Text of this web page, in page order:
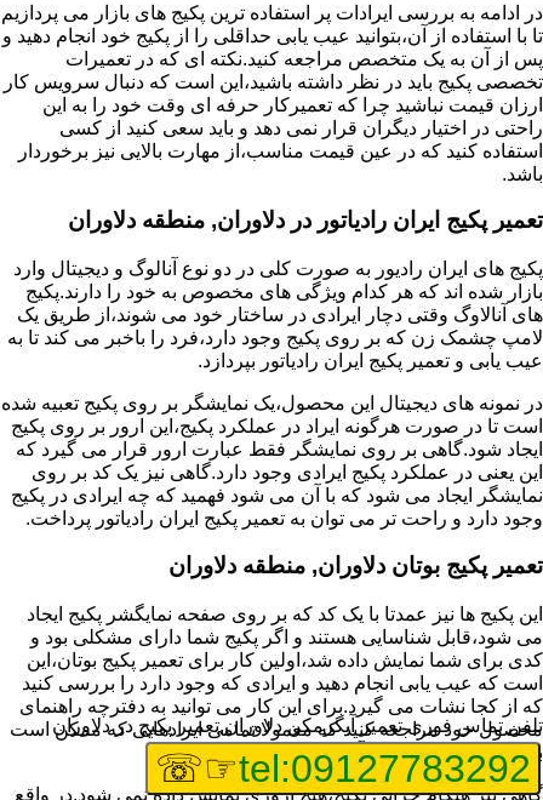
در ادامه به بررسی ایرادات پر استفاده ترین پکیج های بازار می پردازیم
تا با استفاده از آن،بتوانید عیب یابی حداقلی را از پکیج خود انجام دهید و
پس از آن به یک متخصص مراجعه کنید.نکته ای که در تعمیرات
تخصصی پکیج باید در نظر داشته باشید،این است که دنبال سرویس کار
ارزان قیمت نباشید چرا که تعمیرکار حرفه ای وقت خود را به این
راحتی در اختیار دیگران قرار نمی دهد و باید سعی کنید از کسی
استفاده کنید که در عین قیمت مناسب،از مهارت بالایی نیز برخوردار
باشد.
تعمیر پکیج ایران رادیاتور در دلاوران, منطقه دلاوران
پکیج های ایران رادیور به صورت کلی در دو نوع آنالوگ و دیجیتال وارد
بازار شده اند که هر کدام ویژگی های مخصوص به خود را دارند.پکیج
های آنالاوگ وقتی دچار ایرادی در ساختار خود می شوند،از طریق یک
لامپ چشمک زن که بر روی پکیج وجود دارد،فرد را باخبر می کند تا به
عیب یابی و تعمیر پکیج ایران رادیاتور بپردازد.
در نمونه های دیجیتال این محصول،یک نمایشگر بر روی پکیج تعبیه شده
است تا در صورت هرگونه ایراد در عملکرد پکیج،این ارور بر روی پکیج
ایجاد شود.گاهی بر روی نمایشگر فقط عبارت ارور قرار می گیرد که
این یعنی در عملکرد پکیج ایرادی وجود دارد.گاهی نیز یک کد بر روی
نمایشگر ایجاد می شود که با آن می شود فهمید که چه ایرادی در پکیج
وجود دارد و راحت تر می توان به تعمیر پکیج ایران رادیاتور پرداخت.
تعمیر پکیج بوتان دلاوران, منطقه دلاوران
این پکیج ها نیز عمدتا با یک کد که بر روی صفحه نمایگشر پکیج ایجاد
می شود،قابل شناسایی هستند و اگر پکیج شما دارای مشکلی بود و
کدی برای شما نمایش داده شد،اولین کار برای تعمیر پکیج بوتان،این
است که عیب یابی انجام دهید و ایرادی که وجود دارد را بررسی کنید
که از کجا نشات می گیرد.برای این کار می توانید به دفترچه راهنمای
محصول خود مراجعه کنید که معمولا تمامی ایرادهایی که ممکن است
برای پکیج پیش بیاید در آن قرار گرفته است.
گاهی نیز هنگام خرابی پکیج،هیچ اروری نمایش داده نمی شود.در واقع
تلفن تماس فوریتعمیر آبگرمکن دلاوران,تعمیر پکیج در دلاوران
tel:09127783292
☞☏